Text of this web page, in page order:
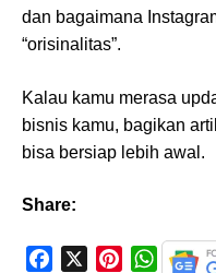
dan bagaimana
“orisinalitas”.
Kalau kamu merasa
bisnis kamu, bagikan
bisa bersiap lebih awal.
Share:
W